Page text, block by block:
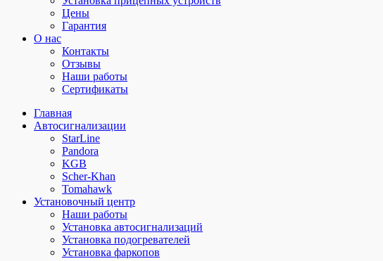
Цены
Гарантия
О нас
Контакты
Отзывы
Наши работы
Сертификаты
Главная
Автосигнализации
StarLine
Pandora
KGB
Scher-Khan
Tomahawk
Установочный центр
Наши работы
Установка автосигнализаций
Установка подогревателей
Установка фаркопов